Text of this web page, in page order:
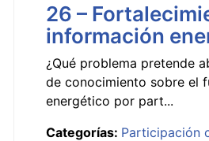
26 –
información
¿Qué problema pretende
de conocimiento sobre el
energético por part...
Categorías: Participación